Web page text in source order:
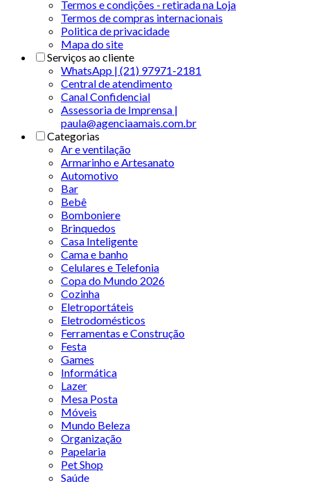
Termos e condições - retirada na Loja
Termos de compras internacionais
Politica de privacidade
Mapa do site
Serviços ao cliente
WhatsApp | (21) 97971-2181
Central de atendimento
Canal Confidencial
Assessoria de Imprensa |
paula@agenciaamais.com.br
Categorias
Ar e ventilação
Armarinho e Artesanato
Automotivo
Bar
Bebê
Bomboniere
Brinquedos
Casa Inteligente
Cama e banho
Celulares e Telefonia
Copa do Mundo 2026
Cozinha
Eletroportáteis
Eletrodomésticos
Ferramentas e Construção
Festa
Games
Informática
Lazer
Mesa Posta
Móveis
Mundo Beleza
Organização
Papelaria
Pet Shop
Saúde